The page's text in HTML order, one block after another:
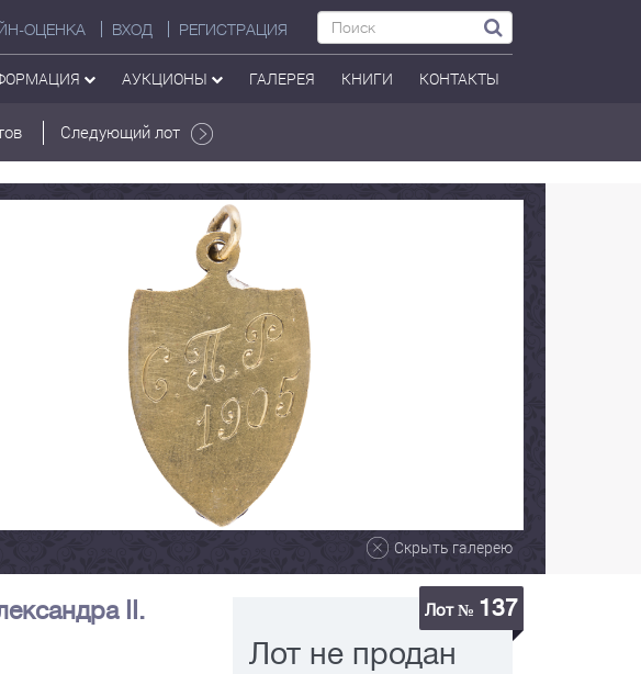
ОЦЕНКА ВХОД РЕГИСТРАЦИЯ
АУКЦИОНЫ ГАЛЕРЕЯ КНИГИ КОНТАКТЫ
Следующий лот
Скрыть галерею
II.
Лот № 137
Лот не продан